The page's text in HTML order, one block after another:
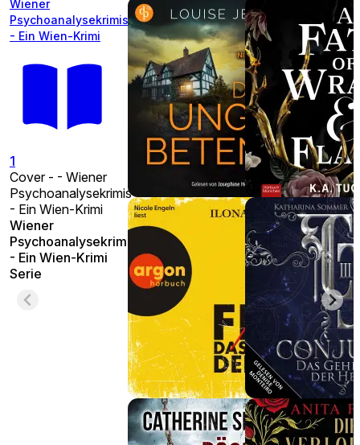
Wiener
Psychoanalysekrimis
- Ein Wien-Krimi
1
Cover - - Wiener
Psychoanalysekrimis
- Ein Wien-Krimi
Wiener
Psychoanalysekrimis
- Ein Wien-Krimi
Serie